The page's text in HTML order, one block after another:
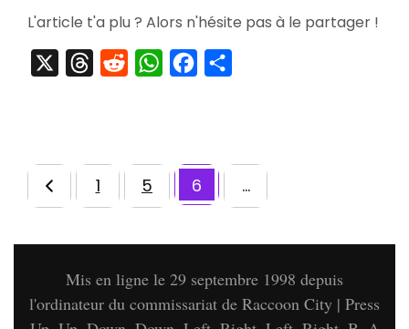
L'article t'a plu ? Alors n'hésite pas à le partager !
ThreadsRedditWhatsAppFacebook
Pagination
des
publications
Page
1 …
Page
5
Page
6
Mis en ligne le 29 septembre 1998 depuis
l'ordinateur du commissariat de Raccoon City | Press